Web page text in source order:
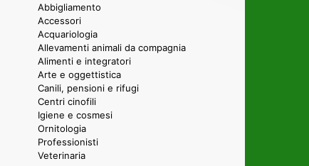
Abbigliamento
Accessori
Acquariologia
Allevamenti animali da compagnia
Alimenti e integratori
Arte e oggettistica
Canili, pensioni e rifugi
Centri cinofili
Igiene e cosmesi
Ornitologia
Professionisti
Veterinaria